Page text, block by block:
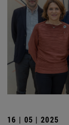
16 | 05 | 2025